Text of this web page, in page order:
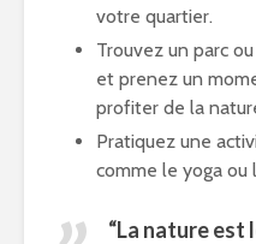
votre quartier.
Trouvez un parc
et prenez un
profiter de la
Pratiquez une
comme le yoga ou
“La nature est